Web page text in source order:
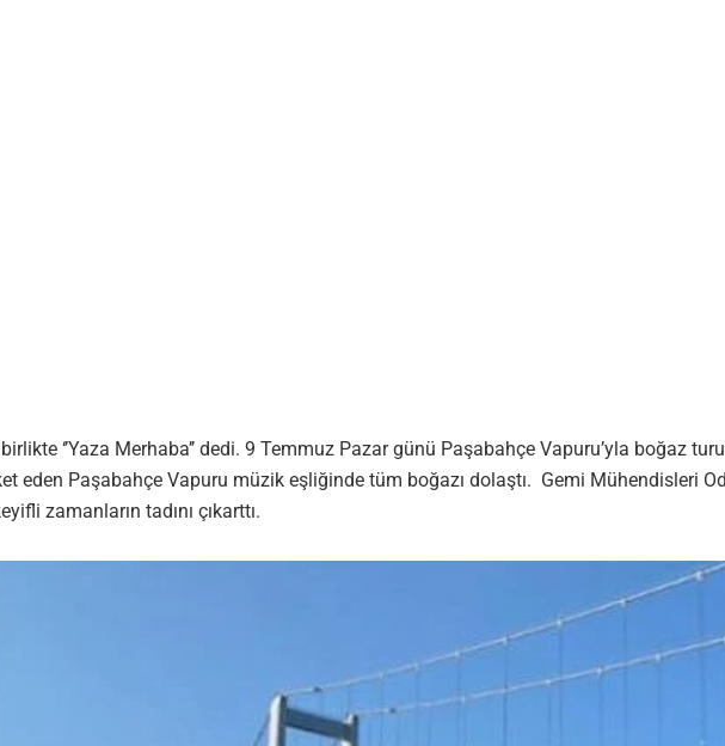
‘’Yaza Merhaba’’ dedi. 9 Temmuz Pazar günü Paşabahçe Vapuru’yla boğaz
eden Paşabahçe Vapuru müzik eşliğinde tüm boğazı dolaştı. Gemi Mühendisleri
zamanların tadını çıkarttı.